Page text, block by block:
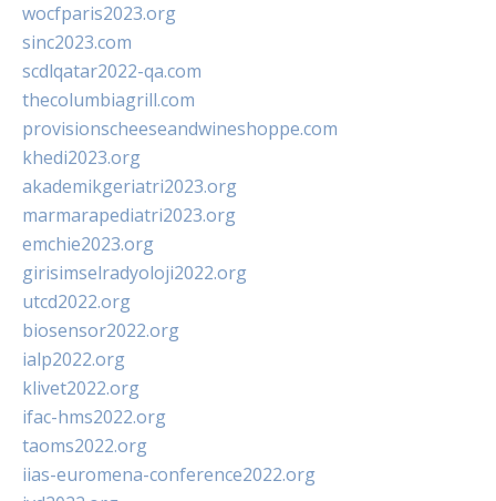
wocfparis2023.org
sinc2023.com
scdlqatar2022-qa.com
thecolumbiagrill.com
provisionscheeseandwineshoppe.com
khedi2023.org
akademikgeriatri2023.org
marmarapediatri2023.org
emchie2023.org
girisimselradyoloji2022.org
utcd2022.org
biosensor2022.org
ialp2022.org
klivet2022.org
ifac-hms2022.org
taoms2022.org
iias-euromena-conference2022.org